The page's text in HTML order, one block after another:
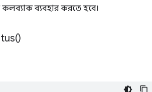
কলব্যাক ব্যবহার করতে হবে।
)